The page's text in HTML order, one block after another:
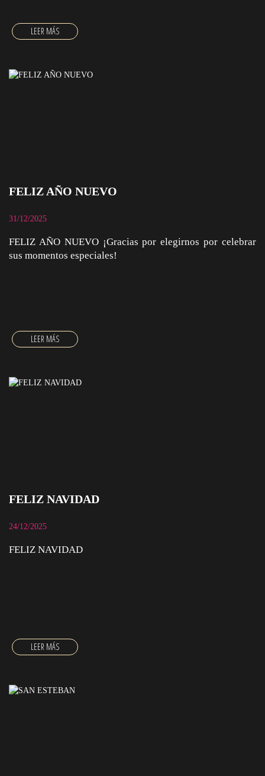
FELIZ AÑO NUEVO
31/12/2025
FELIZ AÑO NUEVO ¡Gracias por elegirnos por celebrar
sus momentos especiales!
FELIZ NAVIDAD
24/12/2025
FELIZ NAVIDAD